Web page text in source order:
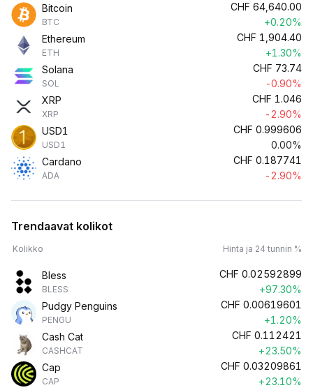
Bitcoin
BTC
CHF 64,640.00
+0.20%
Ethereum
ETH
CHF 1,904.40
+1.30%
Solana
SOL
CHF 73.74
-0.90%
XRP
XRP
CHF 1.046
-2.90%
USD1
USD1
CHF 0.999606
0.00%
Cardano
ADA
CHF 0.187741
-2.90%
Trendaavat kolikot
Kolikko Hinta ja 24 tunnin %
Bless
BLESS
CHF 0.02592899
+97.30%
Pudgy Penguins
PENGU
CHF 0.00619601
+1.20%
Cash Cat
CASHCAT
CHF 0.112421
+23.50%
Cap
CAP
CHF 0.03209861
+23.10%